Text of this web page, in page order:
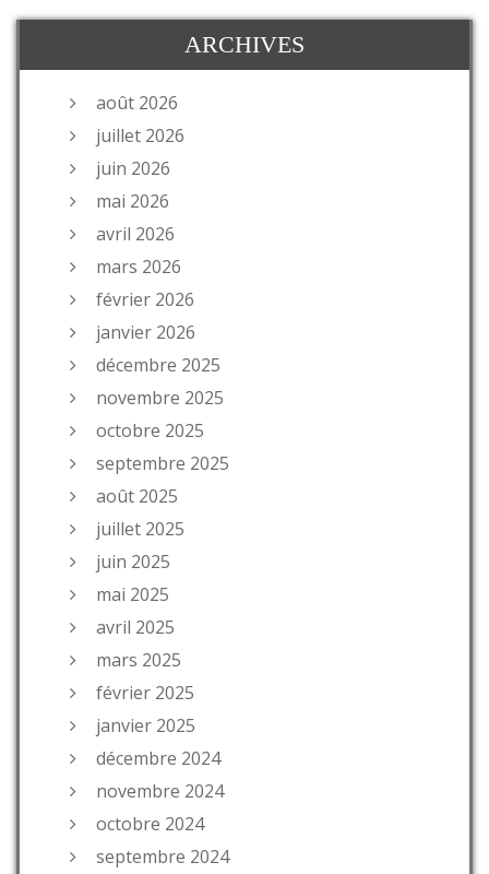
ARCHIVES
août 2026
juillet 2026
juin 2026
mai 2026
avril 2026
mars 2026
février 2026
janvier 2026
décembre 2025
novembre 2025
octobre 2025
septembre 2025
août 2025
juillet 2025
juin 2025
mai 2025
avril 2025
mars 2025
février 2025
janvier 2025
décembre 2024
novembre 2024
octobre 2024
septembre 2024